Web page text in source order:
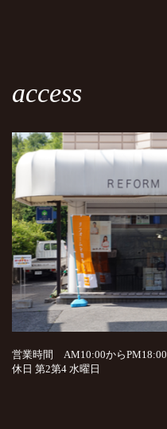
access
営業時間 AM10:00からPM18:00
休日 第2第4 水曜日